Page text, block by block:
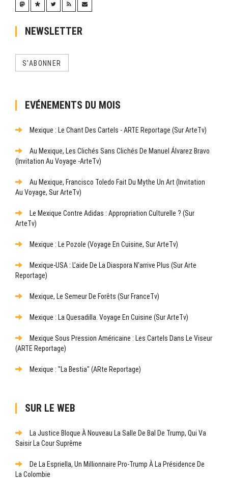
NEWSLETTER
S'ABONNER
EVÉNEMENTS DU MOIS
Mexique : Le Chant Des Cartels - ARTE Reportage (sur ArteTv)
Au Mexique, Les Clichés Sans Clichés De Manuel Álvarez Bravo
(Invitation Au Voyage -ArteTv)
Au Mexique, Francisco Toledo Fait Du Mythe Un Art (Invitation
Au Voyage, Sur ArteTv)
Le Mexique Contre Adidas : Appropriation Culturelle ? (sur
ArteTv)
Mexique : Le Pozole (Voyage En Cuisine, Sur ArteTv)
Mexique-USA : L’aide De La Diaspora N’arrive Plus (sur Arte
Reportage)
Mexique, Le Semeur De Forêts (sur FranceTv)
Mexique : La Quesadilla. Voyage En Cuisine (sur ArteTv)
Mexique Sous Pression Américaine : Les Cartels Dans Le Viseur
(ARTE Reportage)
Mexique : "La Bestia" (ARte Reportage)
SUR LE WEB
La Justice Bloque À Nouveau La Salle De Bal De Trump, Qui Va
Saisir La Cour Suprême
De La Espriella, Un Millionnaire Pro-Trump À La Présidence De
La Colombie